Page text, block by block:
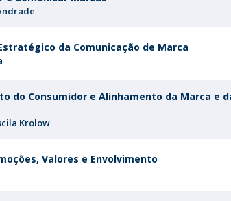
da Comunicação de Marca
do Consumidor e Alinhamento da Marca e
Krolow
Valores e Envolvimento